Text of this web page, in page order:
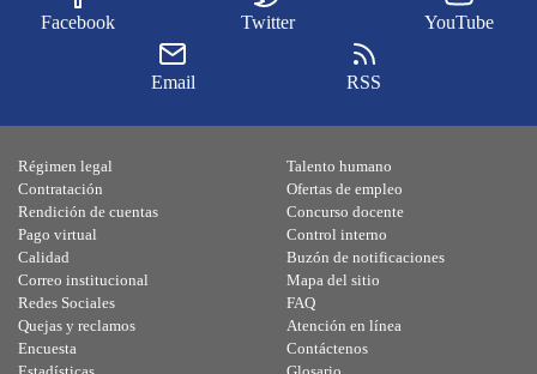
Facebook Twitter YouTube
Email RSS
Régimen legal
Contratación
Rendición de cuentas
Pago virtual
Calidad
Talento humano
Ofertas de empleo
Concurso docente
Control interno
Buzón de notificaciones
Correo institucional
Redes Sociales
Quejas y reclamos
Encuesta
Mapa del sitio
FAQ
Atención en línea
Contáctenos